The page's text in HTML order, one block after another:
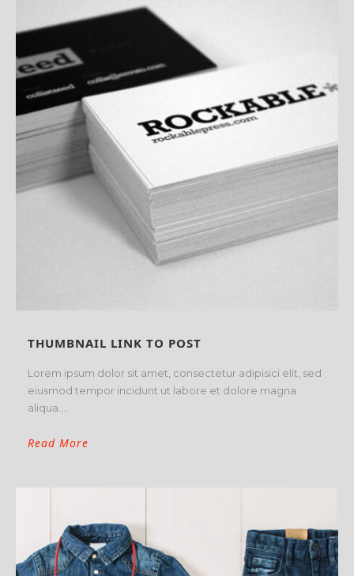
THUMBNAIL LINK TO POST
Lorem ipsum dolor sit amet, consectetur adipisici elit, sed
eiusmod tempor incidunt ut labore et dolore magna
aliqua....
Read More